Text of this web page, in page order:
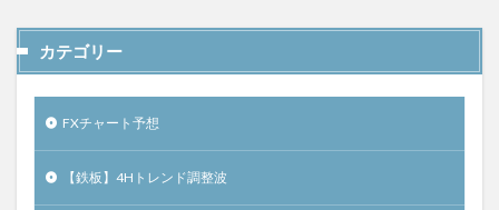
カテゴリー
FXチャート予想
【鉄板】4Hトレンド調整波